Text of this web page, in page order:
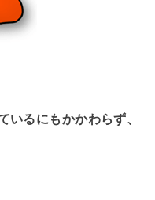
いるにもかかわらず、